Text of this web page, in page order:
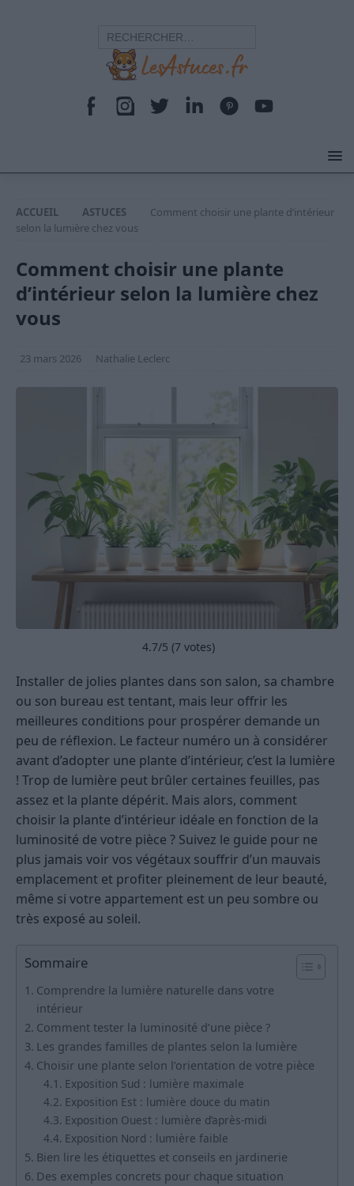
ACCUEIL ASTUCES
Comment choisir une plante d’intérieur
selon la lumière chez vous
Comment choisir une plante
d’intérieur selon la lumière chez
vous
23 mars 2026 Nathalie Leclerc
4.7/5 (7 votes)
Installer de jolies plantes dans son salon, sa chambre
ou son bureau est tentant, mais leur offrir les
meilleures conditions pour prospérer demande un
peu de réflexion. Le facteur numéro un à considérer
avant d’adopter une plante d’intérieur, c’est la lumière
! Trop de lumière peut brûler certaines feuilles, pas
assez et la plante dépérit. Mais alors, comment
choisir la plante d’intérieur idéale en fonction de la
luminosité de votre pièce ? Suivez le guide pour ne
plus jamais voir vos végétaux souffrir d’un mauvais
emplacement et profiter pleinement de leur beauté,
même si votre appartement est un peu sombre ou
très exposé au soleil.
Sommaire
Comprendre la lumière naturelle dans votre
intérieur
Comment tester la luminosité d’une pièce ?
Les grandes familles de plantes selon la lumière
Choisir une plante selon l’orientation de votre pièce
Exposition Sud : lumière maximale
Exposition Est : lumière douce du matin
Exposition Ouest : lumière d’après-midi
Exposition Nord : lumière faible
Bien lire les étiquettes et conseils en jardinerie
Des exemples concrets pour chaque situation